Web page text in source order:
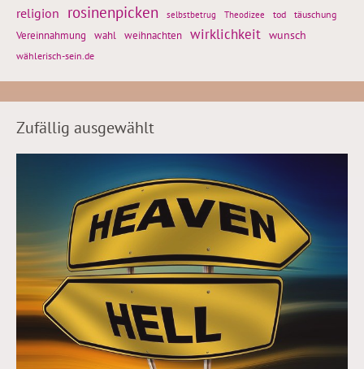
religion rosinenpicken selbstbetrug Theodizee tod täuschung
Vereinnahmung wahl weihnachten wirklichkeit wunsch
wählerisch-sein.de
Zufällig ausgewählt